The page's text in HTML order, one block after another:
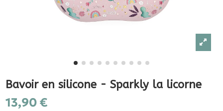
Bavoir en silicone - Sparkly la licorne
13,90 €